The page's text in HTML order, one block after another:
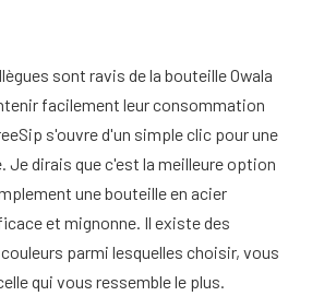
sont ravis de la bouteille Owala
facilement leur consommation
s'ouvre d'un simple clic pour une
dirais que c'est la meilleure option
une bouteille en acier
et mignonne. Il existe des
parmi lesquelles choisir, vous
qui vous ressemble le plus.